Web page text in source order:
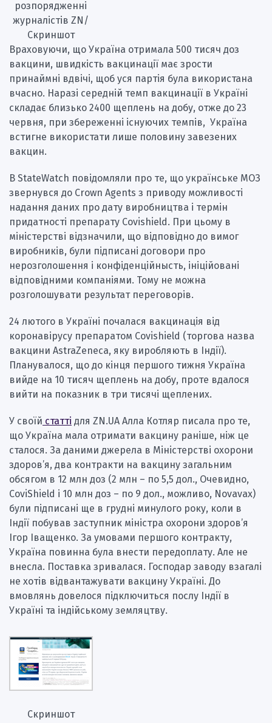
розпорядженні
журналістів ZN/
Скриншот
Враховуючи, що Україна отримала 500 тисяч доз
вакцини, швидкість вакцинації має зрости
принаймні вдвічі, щоб уся партія була використана
вчасно. Наразі середній темп вакцинації в Україні
складає близько 2400 щеплень на добу, отже до 23
червня, при збереженні існуючих темпів, Україна
встигне використати лише половину завезених
вакцин.
В StateWatch повідомляли про те, що українське МОЗ
звернувся до Crown Agents з приводу можливості
надання даних про дату виробництва і термін
придатності препарату Covishield. При цьому в
міністерстві відзначили, що відповідно до вимог
виробників, були підписані договори про
нерозголошення і конфіденційнысть, ініційовані
відповідними компаніями. Тому не можна
розголошувати результат переговорів.
24 лютого в Україні почалася вакцинація від
коронавірусу препаратом Covishield (торгова назва
вакцини AstraZeneca, яку виробляють в Індії).
Планувалося, що до кінця першого тижня Україна
вийде на 10 тисяч щеплень на добу, проте вдалося
вийти на показник в три тисячі щеплених.
У своїй статті для ZN.UA Алла Котляр писала про те,
що Україна мала отримати вакцину раніше, ніж це
сталося. За даними джерела в Міністерстві охорони
здоров’я, два контракти на вакцину загальним
обсягом в 12 млн доз (2 млн – по 5,5 дол., Очевидно,
CoviShield і 10 млн доз – по 9 дол., можливо, Novavax)
були підписані ще в грудні минулого року, коли в
Індії побував заступник міністра охорони здоров’я
Ігор Іващенко. За умовами першого контракту,
Україна повинна була внести передоплату. Але не
внесла. Поставка зривалася. Господар заводу взагалі
не хотів відвантажувати вакцину Україні. До
вмовлянь довелося підключиться послу Індії в
Україні та індійському земляцтву.
Скриншот